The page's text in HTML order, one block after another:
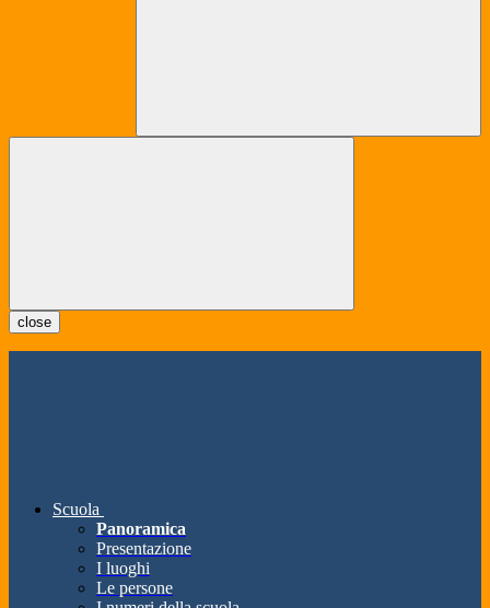
close
Scuola
Panoramica
Presentazione
I luoghi
Le persone